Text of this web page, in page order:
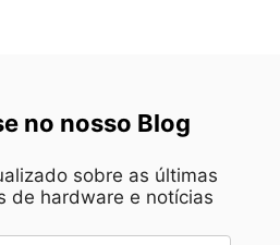
no nosso Blog
sobre as últimas
de hardware e notícias